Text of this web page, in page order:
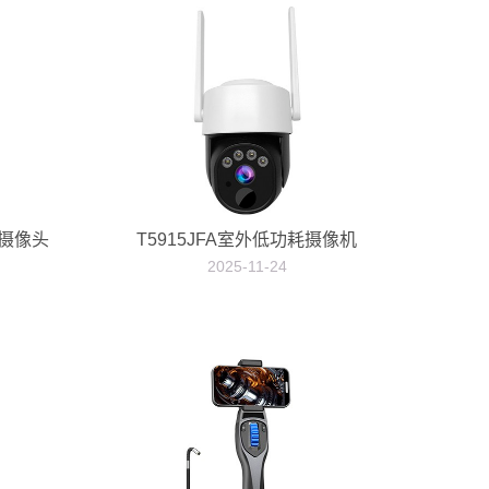
像头 T5915JFA室外低功耗摄像机
2025-11-24